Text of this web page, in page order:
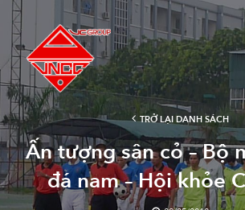
TRỞ LẠI DANH SÁCH
Ấn tượng sân cỏ – Bộ
đá nam – Hội khỏe